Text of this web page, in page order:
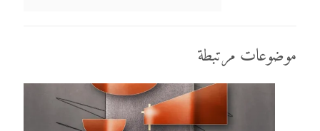
موضوعات مرتبطة